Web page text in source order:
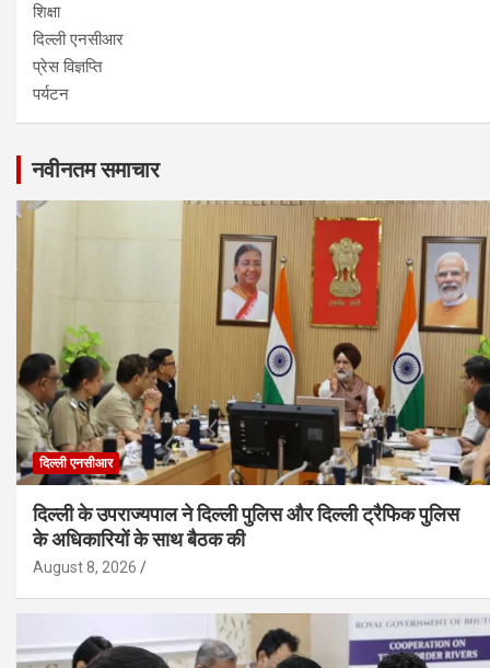
शिक्षा
दिल्ली एनसीआर
प्रेस विज्ञप्ति
पर्यटन
नवीनतम समाचार
दिल्ली एनसीआर
दिल्ली के उपराज्यपाल ने दिल्ली पुलिस और दिल्ली ट्रैफिक पुलिस
के अधिकारियों के साथ बैठक की
August 8, 2026